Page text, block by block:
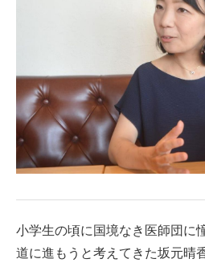
小学生の頃に国境なき医師団に
道に進もうと考えてきた坂元晴